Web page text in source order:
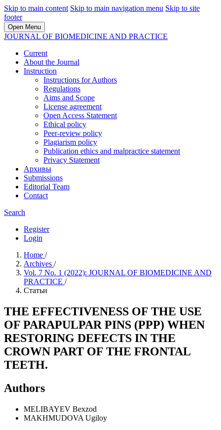
Skip to main content Skip to main navigation menu Skip to site
footer
Open Menu
JOURNAL OF BIOMEDICINE AND PRACTICE
Current
About the Journal
Instruction
Instructions for Authors
Regulations
Aims and Scope
License agreement
Open Access Statement
Ethical policy
Peer-review policy
Plagiarism policy
Publication ethics and malpractice statement
Privacy Statement
Архивы
Submissions
Editorial Team
Contact
Search
Register
Login
Home /
Archives /
Vol. 7 No. 1 (2022): JOURNAL OF BIOMEDICINE AND
PRACTICE /
Статьи
THE EFFECTIVENESS OF THE USE
OF PARAPULPAR PINS (PPP) WHEN
RESTORING DEFECTS IN THE
CROWN PART OF THE FRONTAL
TEETH.
Authors
MELIBAYEV Bexzod
MAKHMUDOVA Ugiloy